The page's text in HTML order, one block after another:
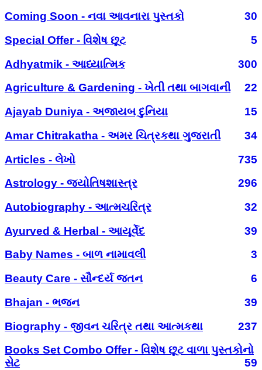
Coming Soon - નવા આવનારા પુસ્તકો
30
Special Offer - વિશેષ છૂટ
5
Adhyatmik - આધ્યાત્મિક
300
Agriculture & Gardening - ખેતી તથા બાગવાની
22
Ajayab Duniya - અજાયબ દુનિયા
15
Amar Chitrakatha - અમર ચિત્રકથા ગુજરાતી
34
Articles - લેખો
735
Astrology - જ્યોતિષશાસ્ત્ર
296
Autobiography - આત્મચરિત્ર
32
Ayurved & Herbal - આયૂર્વેદ
39
Baby Names - બાળ નામાવલી
3
Beauty Care - સૌન્દર્ય જતન
6
Bhajan - ભજન
39
Biography - જીવન ચરિત્ર તથા આત્મકથા
237
Books Set Combo Offer - વિશેષ છૂટ વાળા પુસ્તકોનો
સેટ
59